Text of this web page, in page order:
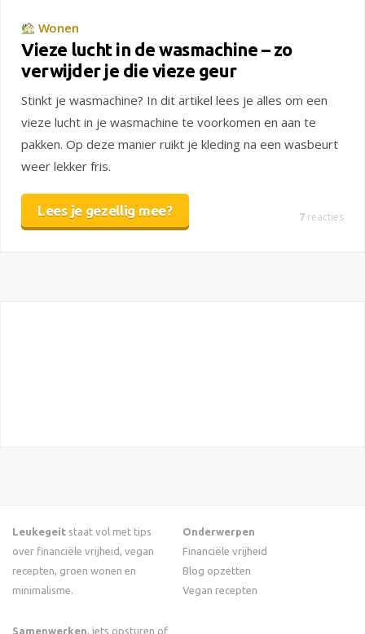
Wonen
Vieze lucht in de wasmachine – zo
verwijder je die vieze geur
Stinkt je wasmachine? In dit artikel lees je alles om een
vieze lucht in je wasmachine te voorkomen en aan te
pakken. Op deze manier ruikt je kleding na een wasbeurt
weer lekker fris.
Lees je gezellig mee? 7 reacties
Leukegeit staat vol met tips
over financiële vrijheid, vegan
recepten, groen wonen en
minimalisme.
Samenwerken, iets opsturen of
Onderwerpen
Financiële vrijheid
Blog opzetten
Vegan recepten